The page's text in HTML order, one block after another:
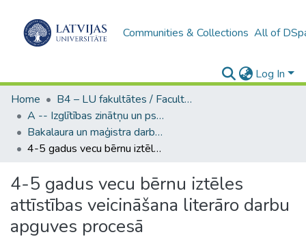
Communities & Collections All of
Log In
Home
B4 – LU fakultātes / Faculties of the UL
A -- Izglītības zinātņu un psiholoģijas fakultāte / Faculty of Education Sciences and Psychology
Bakalaura un maģistra darbi (PPMF) / Bachelor's and Master's theses
4-5 gadus vecu bērnu iztēles attīstības veicināšana literāro darbu apguves procesā
4-5 gadus vecu bērnu iztēles
attīstības veicināšana literāro darbu
apguves procesā